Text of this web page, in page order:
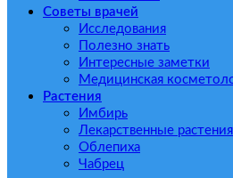
Советы врачей
Исследования
Полезно знать
Интересные заметки
Медицинская
Растения
Имбирь
Лекарственные растения
Облепиха
Чабрец